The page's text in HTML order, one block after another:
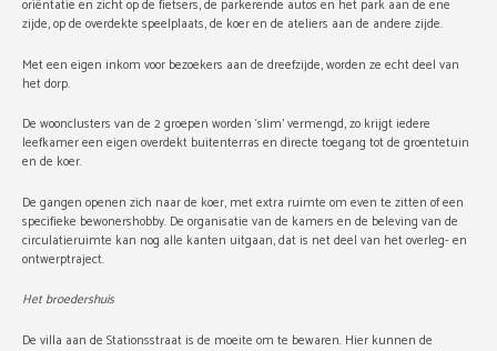
oriëntatie en zicht op de fietsers, de parkerende autos en het park aan de ene
zijde, op de overdekte speelplaats, de koer en de ateliers aan de andere zijde.
Met een eigen inkom voor bezoekers aan de dreefzijde, worden ze echt deel van
het dorp.
De woonclusters van de 2 groepen worden ‘slim’ vermengd, zo krijgt iedere
leefkamer een eigen overdekt buitenterras en directe toegang tot de groentetuin
en de koer.
De gangen openen zich naar de koer, met extra ruimte om even te zitten of een
specifieke bewonershobby. De organisatie van de kamers en de beleving van de
circulatieruimte kan nog alle kanten uitgaan, dat is net deel van het overleg- en
ontwerptraject.
Het broedershuis
De villa aan de Stationsstraat is de moeite om te bewaren. Hier kunnen de